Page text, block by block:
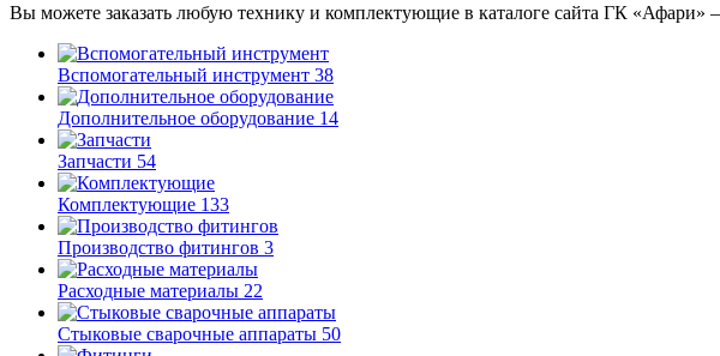
Вы можете заказать любую технику и комплектующие в каталоге сайта ГК «Афари»
Вспомогательный инструмент 38
Дополнительное оборудование 14
Запчасти 54
Комплектующие 133
Производство фитингов 3
Расходные материалы 22
Стыковые сварочные аппараты 50